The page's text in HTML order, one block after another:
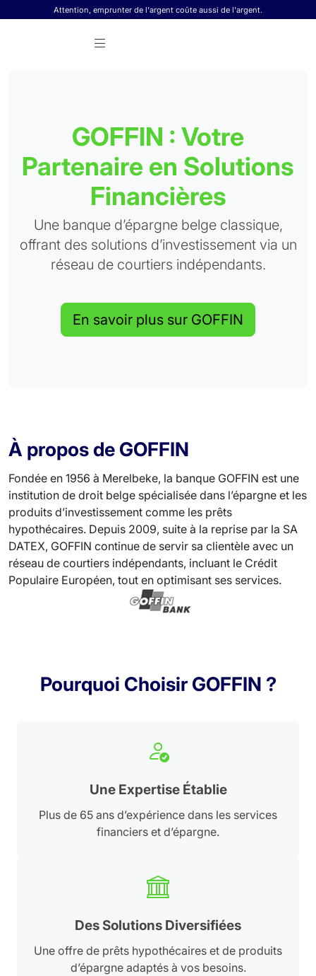
Skip to contentAttention, emprunter de l'argent coûte aussi de l'argent.
GOFFIN : Votre
Partenaire en Solutions
Financières
Une banque d’épargne belge classique,
offrant des solutions d’investissement via un
réseau de courtiers indépendants.
En savoir plus sur GOFFIN
À propos de GOFFIN
Fondée en 1956 à Merelbeke, la banque GOFFIN est une
institution de droit belge spécialisée dans l’épargne et les
produits d’investissement comme les prêts
hypothécaires. Depuis 2009, suite à la reprise par la SA
DATEX, GOFFIN continue de servir sa clientèle avec un
réseau de courtiers indépendants, incluant le Crédit
Populaire Européen, tout en optimisant ses services.
Pourquoi Choisir GOFFIN ?
Une Expertise Établie
Plus de 65 ans d’expérience dans les services
financiers et d’épargne.
Des Solutions Diversifiées
Une offre de prêts hypothécaires et de produits
d’épargne adaptés à vos besoins.